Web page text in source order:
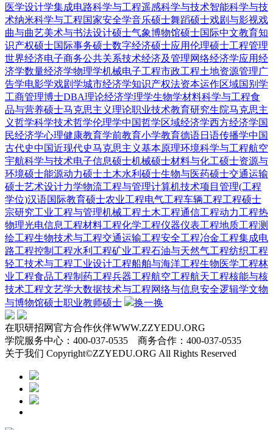
医学设计学集成电路科学与工程遥感科学与技术智能科学与技
术纳米科学与工程国家安全学音乐硕士舞蹈硕士戏剧与影视戏
曲与曲艺美术与书法设计硕士气象博物馆硕士国际中文教育知
识产权硕士国际事务硕士数字经济硕士应用伦理硕士工程管理
世界经济电子商务公共关系技术经济及管理网络经济学应用经
济学数量经济学物理学机械电子工程市政工程土地资源管理广
告学电影学戏剧学城市经济学知识产权法资本运作区域国别学
工商管理博士DBA理论经济学理学生物学材料科学与工程食
品与营养硕士马克思主义理论职业技术教育研究生院马克思主
义哲学科学技术哲学伦理学中国哲学区域经济学西方经济学国
民经济学心理健康教育学前教育小学教育德语日语传播学中国
古代史中国近现代史马克思主义基本原理环境科学与工程航空
宇航科学与技术电子信息硕士机械硕士材料与化工硕士资源与
环境硕士能源动力硕士土木水利硕士生物与医药硕士交通运输
硕士艺术设计力学物流工程与管理计算机技术项目管理(工程
学位)汉语国际教育硕士农业工程电气工程车辆工程工程硕士
宗研究工业工程与管理机械工程土木工程通信工程动力工程热
物理光电信息工程材料工程化学工程仪器仪表工程地质工程测
绘工程生物技术与工程交通运输工程安全工程冶金工程集成电
路工程控制工程水利工程矿业工程石油与天然气工程纺织工程
轻工技术与工程工业设计工程船舶与海洋工程生物医学工程林
业工程食品工程制药工程兵器工程航空工程航天工程核能与核
技术工程文艺学大数据技术与工程网络与信息安全逻辑学文物
与博物馆硕士职业教师硕士 换一换
在职研招网官方合作伙伴WWW.ZZYEDU.ORG
学院服务中心：400-037-0535 商务合作：400-037-0535
关于我们 Copyright©ZZYEDU.ORG All Rights Reserved